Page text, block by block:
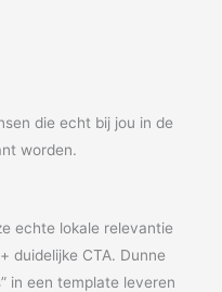
die echt bij jou in de
worden.
echte lokale relevantie
duidelijke CTA. Dunne
in een template leveren